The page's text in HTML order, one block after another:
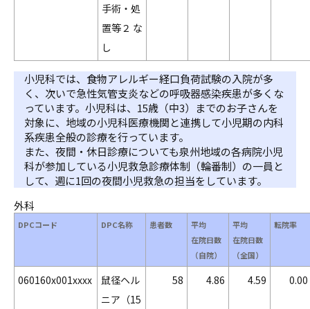
手術・処
置等２ な
し
小児科では、食物アレルギー経口負荷試験の入院が多
く、次いで急性気管支炎などの呼吸器感染疾患が多くな
っています。小児科は、15歳（中3）までのお子さんを
対象に、地域の小児科医療機関と連携して小児期の内科
系疾患全般の診療を行っています。
また、夜間・休日診療についても泉州地域の各病院小児
科が参加している小児救急診療体制（輪番制）の一員と
して、週に1回の夜間小児救急の担当をしています。
外科
DPCコード DPC名称 患者数
平均
在院日数
（自院）
平均
在院日数
（全国）
転院率
060160x001xxxx
鼠径ヘル
ニア（15
58 4.86 4.59 0.00